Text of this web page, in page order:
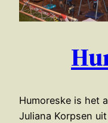
Humoreske is het
Juliana Korpsen